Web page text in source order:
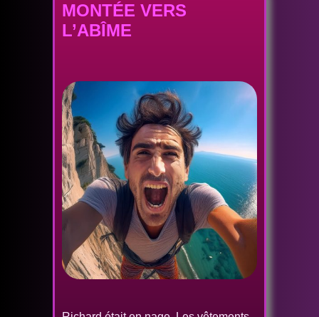
MONTÉE VERS
L’ABÎME